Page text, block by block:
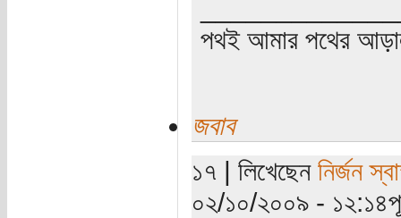
পথই আমার পথের
জবাব
১৭ | লিখেছেন নির্জন
০২/১০/২০০৯ -